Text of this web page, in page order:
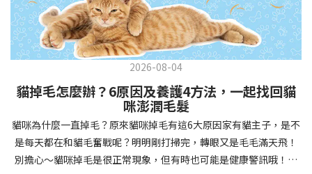
基礎 幼犬訓練的第一步不是教指令，而是建立信任。剛到新家的幼
犬可能感到緊張不安，給予適當空間適應環境很重要。用溫柔的聲
音交談，提供安全舒適的窩，維持規律的餵食和如廁時間，讓幼犬
感到安心。輕輕撫摸、溫柔擁抱，每天安排固定玩耍時間，這些都
任你後，可開始教導基本指令。從簡單的「坐下」開始，再逐步學
習「趴下」、「等待」和「過來」。每次訓練保持在5-10分鐘內，
避免幼犬注意力分散。使用清晰一致的口令和手勢，成功時立即給
予獎勵和讚美。記住，重複是學習的關鍵，每天多次短時間練習效
果最佳。調整日常行為除了基本指令，幼犬還需學習生活禮儀。如
許多原因有關，更換食物、誤食異物或不乾淨的東西、寄生蟲、其
他疾病。 5 步驟判斷貓咪拉肚子原因，要不要看醫生？當貓咪拉肚
子時，不用慌張！透過以下 5 個步驟，就能快速判斷原因，並決定
是否需要帶去獸醫院。📌 貓咪拉肚子判斷步驟1：觀察糞便的狀態：
糞便質地是關鍵！不同形態代表不同的腸胃狀況📌 貓咪拉肚子判斷
步驟2：回想最近的飲食變化：有沒有突然換飼料或罐頭？ 有沒有吃
到新零食或人類食物？ 是否誤食異物？📌 貓咪拉肚子判斷步驟3：
確認環境與生活作息：最近是否搬家、換貓砂、新成員加入？ 天氣
是否有變化？ 飼主是否長時間外出？📌 貓咪拉肚子判斷步驟4：觀
察貓咪的精神與食慾：貓咪精神好嗎？、食慾是否正常？，可先觀
2026-08-04
貓掉毛怎麼辦？6原因及養護4方法，一起找回貓
咪澎潤毛髮
貓咪為什麼一直掉毛？原來貓咪掉毛有這6大原因家有貓主子，是不
是每天都在和貓毛奮戰呢？明明剛打掃完，轉眼又是毛毛滿天飛！
別擔心～貓咪掉毛是很正常現象，但有時也可能是健康警訊哦！以